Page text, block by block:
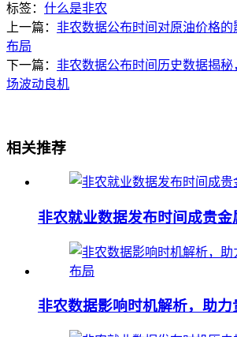
标签： 什么是非农
上一篇： 非农数据公布时间对原油价格
布局
下一篇： 非农数据公布时间历史数据揭
场波动良机
相关推荐
非农就业数据发布时间成贵金
非农数据影响时机解析，助